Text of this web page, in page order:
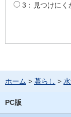
3：見つけにく
ホーム > 暮らし >
PC版